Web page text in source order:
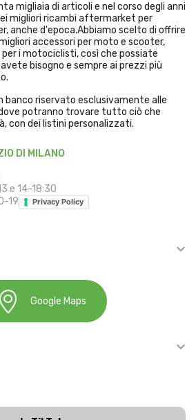
migliaia di articoli e nel corso degli anni
migliori ricambi aftermarket per
anche d'epoca.Abbiamo scelto di offrire
accessori per moto e scooter,
i motociclisti, così che possiate
bisogno e sempre ai prezzi più
banco riservato esclusivamente alle
potranno trovare tutto ciò che
con dei listini personalizzati.
DI MILANO
e 14-18:30
19
Privacy Policy

Google Maps
